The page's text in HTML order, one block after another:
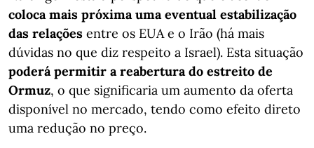
coloca mais próxima uma eventual estabilização
das relações entre os EUA e o Irão (há mais
dúvidas no que diz respeito a Israel). Esta situação
poderá permitir a reabertura do estreito de
Ormuz, o que significaria um aumento da oferta
disponível no mercado, tendo como efeito direto
uma redução no preço.